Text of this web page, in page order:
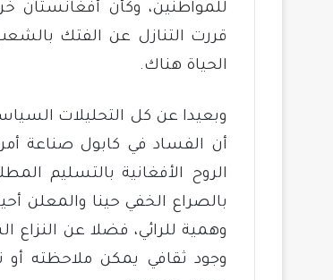
للمواطنين، وكأن أفغانستان
قررت التنازل عن الفتك
الحياة هناك.
وبعيدا عن كل التحليلات
أن الفساد في كابول صناعة
الروح الأفغانية بالتسليم
بالصراع الخفي حينا والمعلن
وهمية للرائي، فضلا عن النزاع
وجود ثقافي يمكن ملاحظته